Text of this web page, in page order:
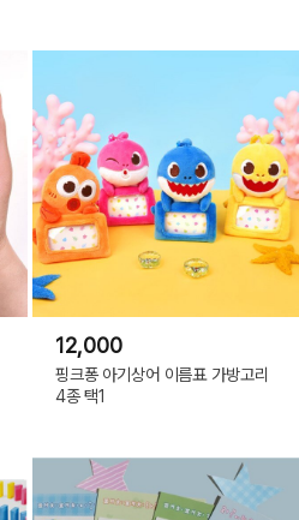
12,000
핑크퐁 아기상어 이름표 가방고리
4종 택1